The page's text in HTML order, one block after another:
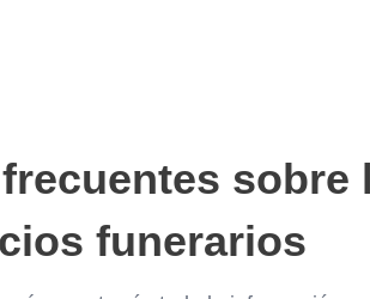
sobre
funerarios